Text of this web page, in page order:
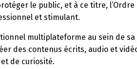
le public, et à ce titre, l’Ordre
et stimulant.
multiplateforme au sein de
des contenus écrits, audio et
de curiosité.